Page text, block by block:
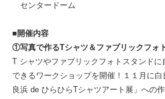
センタードーム
■開催内容
①写真で作るTシャツ＆ファブリックフォ
T シャツやファブリックフォトスタンドに
できるワークショップを開催！１１月に
良浜 de ひらひらTシャツアート展」への